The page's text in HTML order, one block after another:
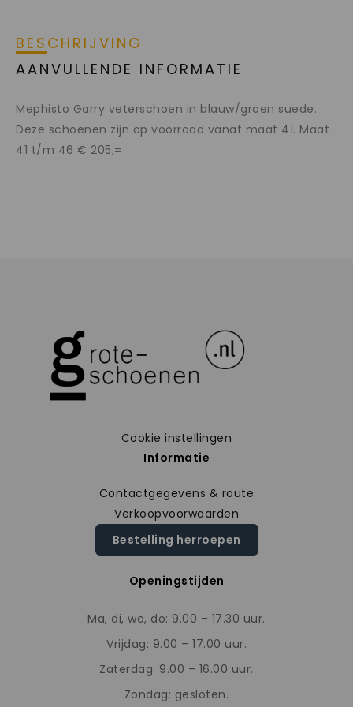
BESCHRIJVING
AANVULLENDE INFORMATIE
Mephisto Garry veterschoen in blauw/groen suede.
Deze schoenen zijn op voorraad vanaf maat 41. Maat
41 t/m 46 € 205,=
Cookie instellingen
Informatie
Contactgegevens & route
Verkoopvoorwaarden
Bestelling herroepen
Openingstijden
Ma, di, wo, do: 9.00 – 17.30 uur.
Vrijdag: 9.00 – 17.00 uur.
Zaterdag: 9.00 – 16.00 uur.
Zondag: gesloten.